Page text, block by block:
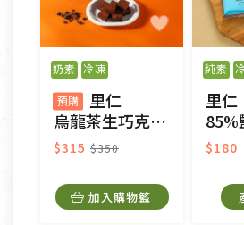
不適用七天鑑賞期商品：
以數位或電磁紀錄形式儲存之商
之商品、以及性質上無法或不適
CD、VCD、DVD、電腦軟體，
接受原片換新。
衣飾鞋類-如T恤，如於送達後水
美容保養用品、內衣褲、襪子、
內衣褲、襪子、口罩個人衛生用
外,依據《通訊交易解除權合理例
奶素 冷凍
預購
里仁
烏龍茶生巧克力(預購)
$315 $350
加入購物籃
純素
里仁
85%
$180